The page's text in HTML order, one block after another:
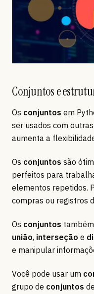
Conjuntos e
Os conjuntos em
ser usados com outras
aumenta a
Os conjuntos são
perfeitos para
elementos repetidos.
compras ou registros
Os conjuntos
união, interseção e
e manipular
Você pode usar um
grupo de conjuntos